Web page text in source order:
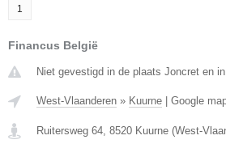
1
Financus België
Niet gevestigd in de plaats Joncret en
West-Vlaanderen » Kuurne Google
Ruitersweg 64, 8520 Kuurne (West-